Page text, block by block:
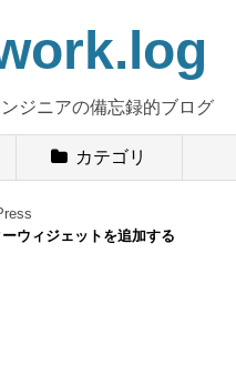
ジニアの備忘録的ブログ
カテゴリ
ウィジェットを追加する